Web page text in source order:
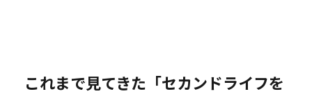
これまで見てきた「セカンドライフを